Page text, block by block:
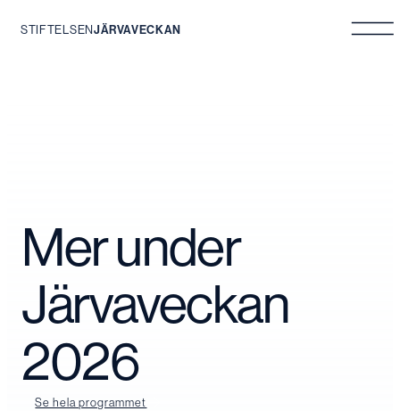
STIFTELSENJÄRVAVECKAN
Mer under
Järvaveckan
2026
Se hela programmet